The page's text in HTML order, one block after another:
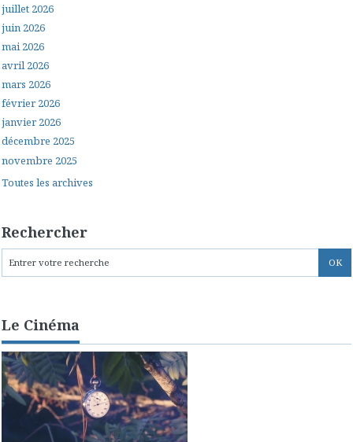
juillet 2026
juin 2026
mai 2026
avril 2026
mars 2026
février 2026
janvier 2026
décembre 2025
novembre 2025
Toutes les archives
Rechercher
Le Cinéma